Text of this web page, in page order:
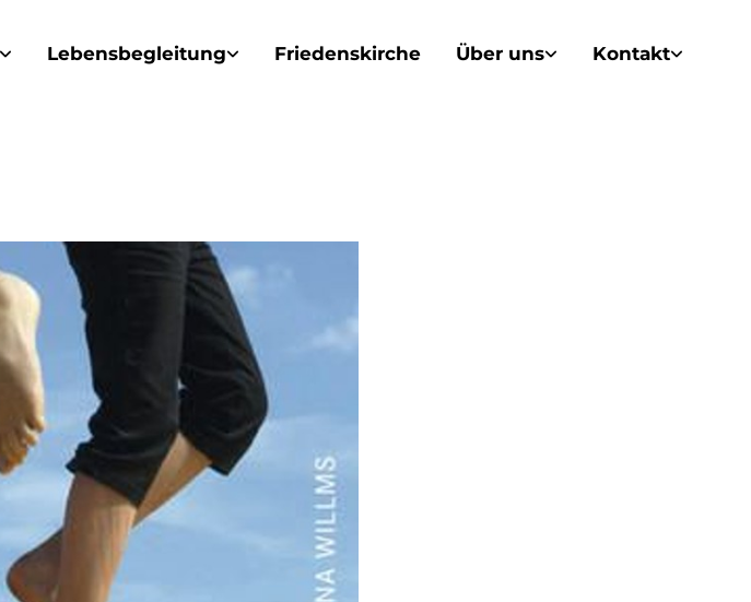
Lebensbegleitung Friedenskirche Über uns Kontakt